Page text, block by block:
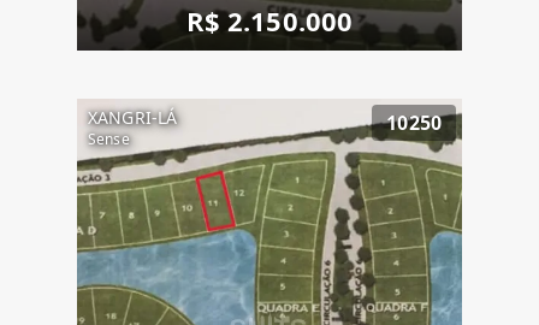
R$ 2.150.000
XANGRI-LÁ
Sense
10250